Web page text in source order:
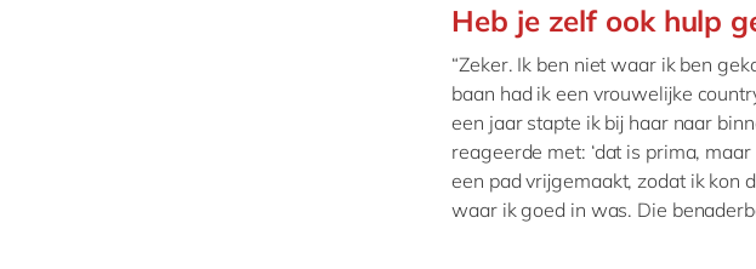
Heb je zelf ook hulp
“Zeker. Ik ben niet waar ik ben
baan had ik een vrouwelijke
een jaar stapte ik bij haar naar
reageerde met: ‘dat is prima,
een pad vrijgemaakt, zodat ik kon
waar ik goed in was. Die